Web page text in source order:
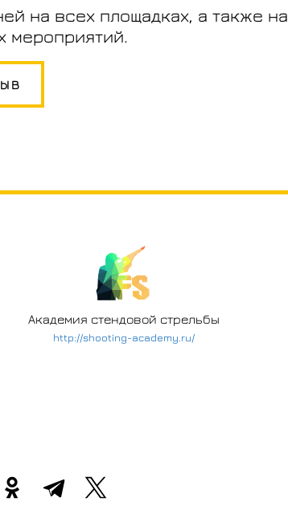
на всех площадках, а также на
мероприятий.
Академия стендовой стрельбы
http://shooting-academy.ru/